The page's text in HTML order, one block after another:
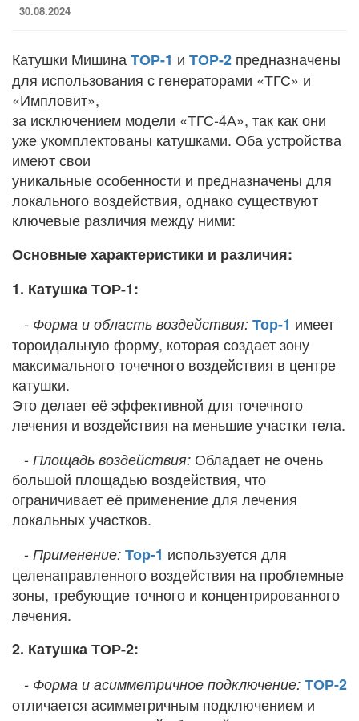
30.08.2024
Катушки МишинаТОР-1 и ТОР-2 предназначены
для использования с генераторами «ТГС» и
«Импловит»,
за исключением модели «ТГС-4А», так как они
уже укомплектованы катушками. Оба устройства
имеют свои
уникальные особенности и предназначены для
локального воздействия, однако существуют
ключевые различия между ними:
Основные характеристики и различия:
1. Катушка ТОР-1:
- Форма и область воздействия: Тор-1 имеет
тороидальную форму, которая создает зону
максимального точечного воздействия в центре
катушки.
Это делает её эффективной для точечного
лечения и воздействия на меньшие участки тела.
- Площадь воздействия: Обладает не очень
большой площадью воздействия, что
ограничивает её применение для лечения
локальных участков.
- Применение: Тор-1 используется для
целенаправленного воздействия на проблемные
зоны, требующие точного и концентрированного
лечения.
2. Катушка ТОР-2:
- Форма и асимметричное подключение: ТОР-2
отличается асимметричным подключением и